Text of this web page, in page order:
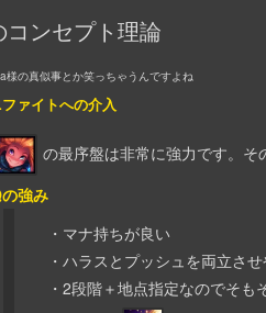
コンセプト理論
様の真似事とか笑っちゃうんですよね
ァイトへの介入
の最序盤は非常に強力です。そ
強み
・マナ持ちが良い
・ハラスとプッシュを両立さ
・2段階＋地点指定なのでそ